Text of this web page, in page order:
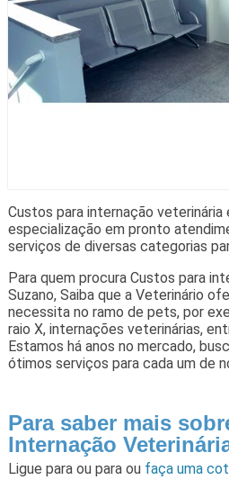
Custos para internação
especialização em pronto
serviços de diversas categorias
Para quem procura Custos para
Suzano, Saiba que a Veterinário
necessita no ramo de pets, por
raio X, internações veterinárias,
Estamos há anos no mercado,
ótimos serviços para cada um de
Para saber mais
Internação
Ligue para ou para ou faça uma